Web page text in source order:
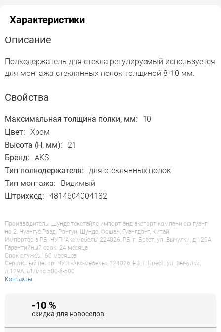
Характеристики
Описание
Полкодержатель для стекла регулируемый используется
для монтажа стеклянных полок толщиной 8-10 мм.
Свойства
Максимальная толщина полки, мм:
10
Цвет: Хром
Высота (H, мм):
21
Бренд: AKS
Тип полкодержателя: для стеклянных полок
Тип монтажа:
Видимый
Штрихкод: 4814604004182
Производитель: Шунде текстайлс импорт энд экспорт компани оф гуанг
но.2, Чуангуе Роад, Ронгуи, Шунде, Фошан, Гуангдонг, Китай
Импортер в РБ: ЧУП "Акс-мебель" 224026, РБ, г. Брест, ул. Вычулки, д.129А
Гарантийный срок: 24 месяца
Срок службы: 60 месяцев
Сервисный центр: ЧУП «Акс-мебель», 224026, РБ, г. Брест, ул. Вычулки,
д.129А, a1/мтс 500-8-500
Контакты
-10 %
скидка для новоселов